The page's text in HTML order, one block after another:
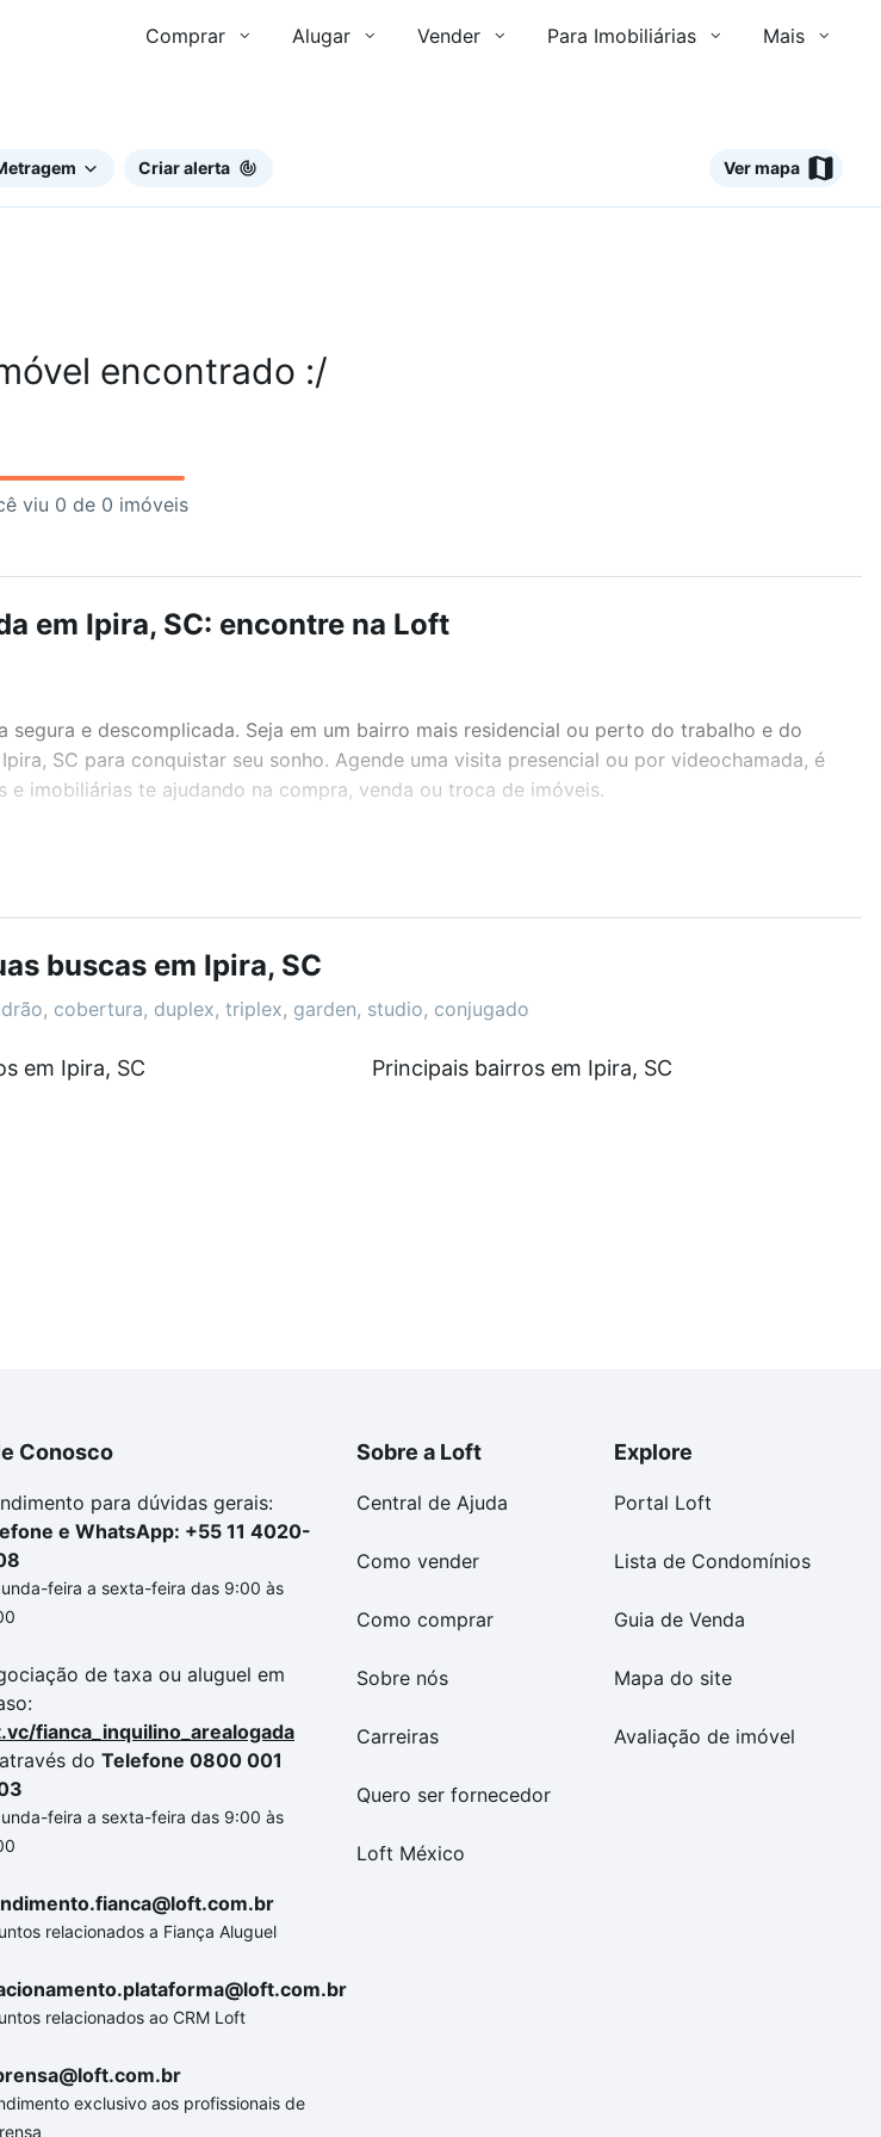
Comprar Alugar Vender Para Imobiliárias Mais
Criar alerta Ver mapa
encontrado :/
viu 0 de 0 imóveis
em Ipira, SC: encontre na Loft
e descomplicada. Seja em um bairro mais residencial ou perto do trabalho e do
SC para conquistar seu sonho. Agende uma visita presencial ou por videochamada, é
imobiliárias te ajudando na compra, venda ou troca de imóveis.
e comodidades, como piscina, academia, salão de festas ou área verde e encontrar
custos envolvidos no processo de compra, veja em nosso portal quanto custa comprar
com segurança e conforto. Loft, com você até as chaves.
buscas em Ipira, SC
cobertura, duplex, triplex, garden, studio, conjugado
em Ipira, SC Principais bairros em Ipira, SC
Conosco
para dúvidas gerais:
e WhatsApp: +55 11 4020-
feira a sexta-feira das 9:00 às
de taxa ou aluguel em
fianca_inquilino_arealogada
do Telefone 0800 001
feira a sexta-feira das 9:00 às
relacionados a Fiança Aluguel
relacionados ao CRM Loft
exclusivo aos profissionais de
Sobre a Loft
Central de Ajuda
Como vender
Como comprar
Sobre nós
Carreiras
Quero ser fornecedor
Loft México
Explore
Portal Loft
Lista de Condomínios
Guia de Venda
Mapa do site
Avaliação de imóvel